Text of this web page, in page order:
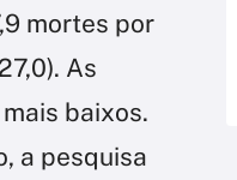
mortes por
As
baixos.
a pesquisa